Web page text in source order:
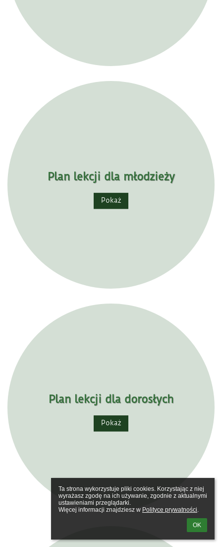
Ta strona wykorzystuje pliki cookies. Korzystając z niej
wyrażasz zgodę na ich używanie, zgodnie z aktualnymi
ustawieniami przeglądarki.
Więcej informacji znajdziesz w Polityce prywatności.
OK
Plan lekcji dla młodzieży
Pokaż
Plan lekcji dla dorosłych
Pokaż